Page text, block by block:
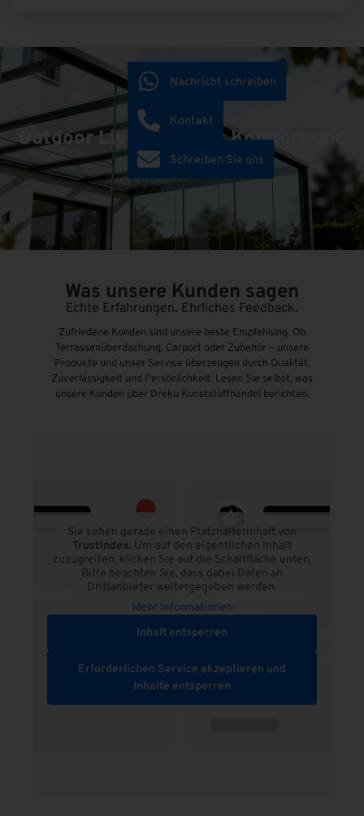
Outdoor Living schafft Komfort und
Mehrwert!
Was unsere Kunden sagen
Echte Erfahrungen. Ehrliches Feedback.
Zufriedene Kunden sind unsere beste Empfehlung. Ob
Terrassenüberdachung, Carport oder Zubehör – unsere
Produkte und unser Service überzeugen durch Qualität,
Zuverlässigkeit und Persönlichkeit. Lesen Sie selbst, was
unsere Kunden über Dreku Kunststoffhandel berichten.
Sie sehen gerade einen Platzhalterinhalt von
TrustIndex. Um auf den eigentlichen Inhalt
zuzugreifen, klicken Sie auf die Schaltfläche unten.
Bitte beachten Sie, dass dabei Daten an
Drittanbieter weitergegeben werden.
Mehr Informationen
Inhalt entsperren
Erforderlichen Service akzeptieren und
Inhalte entsperren
Nachricht schreiben
Kontakt
Schreiben Sie uns